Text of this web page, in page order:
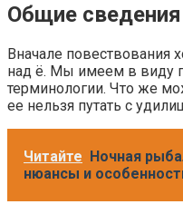
Общие сведения
Вначале повествования
над ё. Мы имеем в виду
терминологии. Что же
ее нельзя путать с
Читайте Ночная
нюансы и